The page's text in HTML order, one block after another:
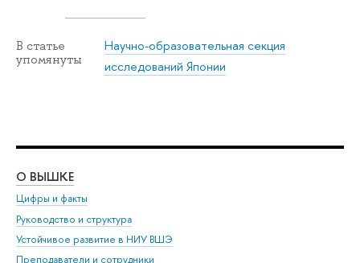
В статье
упомянуты
Научно-образовательная секция
исследований Японии
О ВЫШКЕ
Цифры и факты
Руководство и структура
Устойчивое развитие в НИУ ВШЭ
Преподаватели и сотрудники